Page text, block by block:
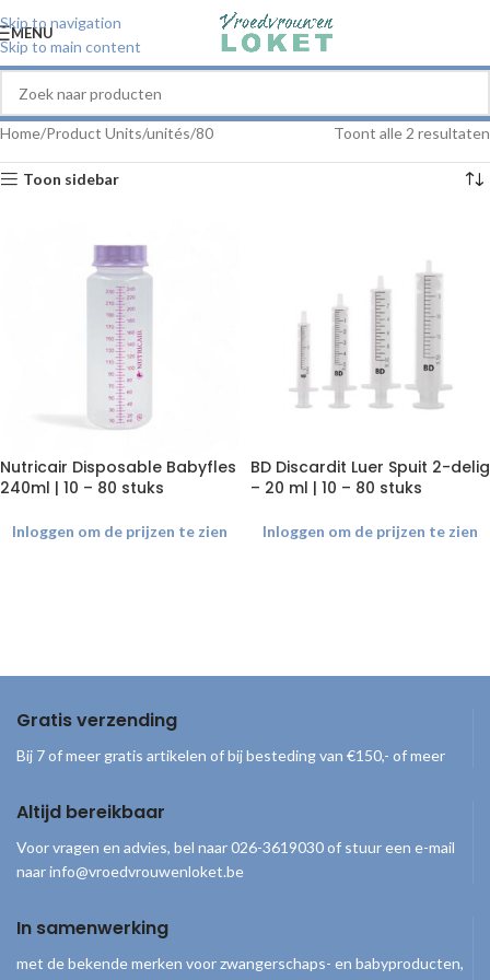
Skip to navigation
Skip to main content
MENU
Home Product Units/unités 80 Toont alle 2 resultaten
Toon sidebar
Nutricair Disposable Babyfles
240ml | 10 – 80 stuks
Inloggen om de prijzen te zien
BD Discardit Luer Spuit 2-delig
– 20 ml | 10 – 80 stuks
Inloggen om de prijzen te zien
Gratis verzending
Bij 7 of meer gratis artikelen of bij besteding van €150,- of meer
Altijd bereikbaar
Voor vragen en advies, bel naar 026-3619030 of stuur een e-mail
naar info@vroedvrouwenloket.be
In samenwerking
met de bekende merken voor zwangerschaps- en babyproducten,